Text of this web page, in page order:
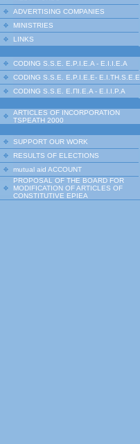
ADVERTISING COMPANIES
MINISTRIES
LINKS
CODING S.S.E. E.P.I.E.A - E.I.I.E.A
CODING S.S.E. E.P.I.E.E- E.I.TH.S.E.E
CODING S.S.E. Ε.ΠΙ.Ε.Α - Ε.Ι.Ι.P.A
ARTICLES OF INCORPORATION
TSPEATH 2000
SUPPORT OUR WORK
RESULTS OF ELECTIONS
mutual aid ACCOUNT
PROPOSAL OF THE BOARD FOR
MODIFICATION OF ARTICLES OF
CONSTITUTIVE EPIEA